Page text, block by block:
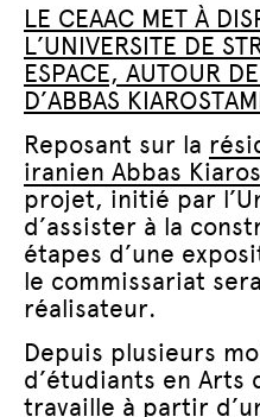
LE CEAAC MET À
L’UNIVERSITE DE
ESPACE, AUTOUR
D’ABBAS
Reposant sur la
iranien Abbas
projet, initié par
d’assister à la
étapes d’une
le commissariat
réalisateur.
Depuis plusieurs
d’étudiants en Arts
travaille à partir